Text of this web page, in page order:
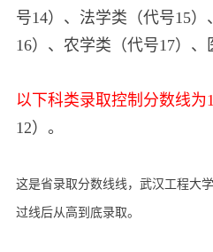
号14）、法学类（代号15
16）、农学类（代号17）、
以下科类录取控制分数线为
12）。
这是省录取分数线线，武汉工程大
过线后从高到底录取。